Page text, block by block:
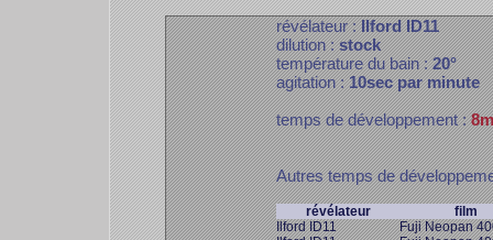
révélateur :Ilford ID11
dilution :stock
température du bain :20°
agitation :10sec par minute
temps de développement :
Autres temps de
révélateur
film
Ilford ID11
Fuji Neopan